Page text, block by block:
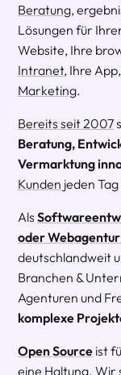
Beratung,
Lösungen für
Website, Ihre
Intranet, Ihre
Marketing.
Bereits seit 2007
Beratung,
Vermarktung
Kunden jeden
Als
oder
deutschlandweit
Branchen &
Agenturen und
komplexe
Open Source ist
eine Haltung. Wir